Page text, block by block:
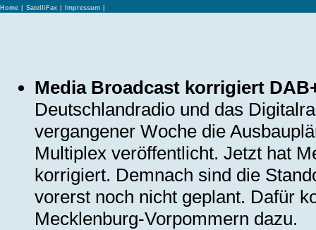
Home SatelliFax Impressum
Media Broadcast korrigiert
Deutschlandradio und das
vergangener Woche die
Multiplex veröffentlicht. Jetzt hat
korrigiert. Demnach sind die
vorerst noch nicht geplant. Dafür
Mecklenburg-Vorpommern dazu.